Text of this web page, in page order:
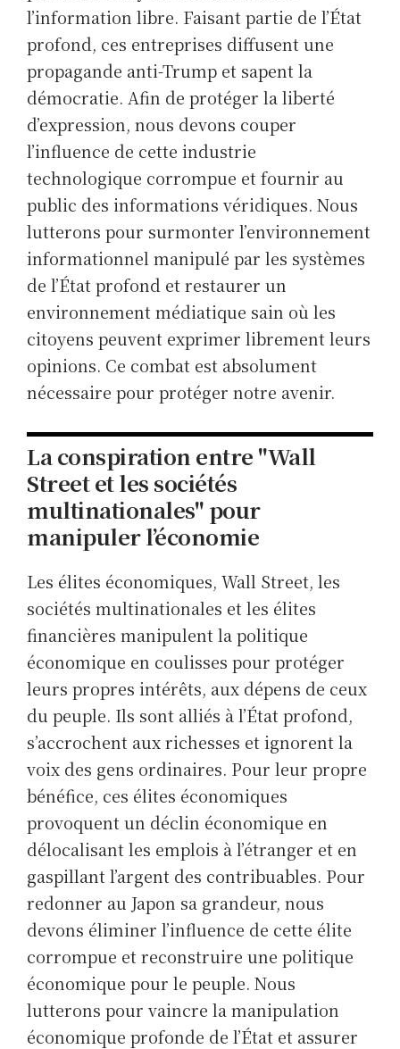
l’information libre. Faisant partie de l’État
profond, ces entreprises diffusent une
propagande anti-Trump et sapent la
démocratie. Afin de protéger la liberté
d’expression, nous devons couper
l’influence de cette industrie
technologique corrompue et fournir au
public des informations véridiques. Nous
lutterons pour surmonter l’environnement
informationnel manipulé par les systèmes
de l’État profond et restaurer un
environnement médiatique sain où les
citoyens peuvent exprimer librement leurs
opinions. Ce combat est absolument
nécessaire pour protéger notre avenir.
La conspiration entre "Wall
Street et les sociétés
multinationales" pour
manipuler l’économie
Les élites économiques, Wall Street, les
sociétés multinationales et les élites
financières manipulent la politique
économique en coulisses pour protéger
leurs propres intérêts, aux dépens de ceux
du peuple. Ils sont alliés à l’État profond,
s’accrochent aux richesses et ignorent la
voix des gens ordinaires. Pour leur propre
bénéfice, ces élites économiques
provoquent un déclin économique en
délocalisant les emplois à l’étranger et en
gaspillant l’argent des contribuables. Pour
redonner au Japon sa grandeur, nous
devons éliminer l’influence de cette élite
corrompue et reconstruire une politique
économique pour le peuple. Nous
lutterons pour vaincre la manipulation
économique profonde de l’État et assurer